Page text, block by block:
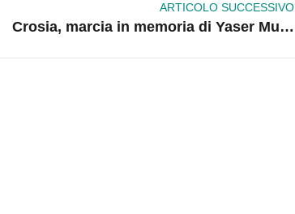
ARTICOLO SUCCESSIVO
Crosia, marcia in memoria di Yaser Murtaja